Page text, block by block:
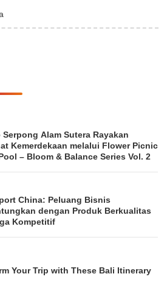
Serpong Alam Sutera Rayakan
Kemerdekaan melalui Flower Picnic
– Bloom & Balance Series Vol. 2
China: Peluang Bisnis
dengan Produk Berkualitas
Kompetitif
Your Trip with These Bali Itinerary